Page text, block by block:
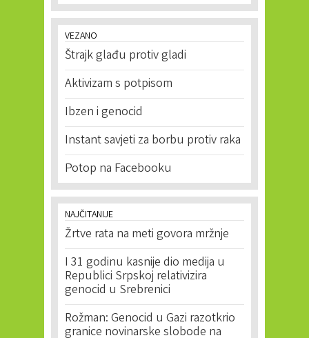
VEZANO
Štrajk glađu protiv gladi
Aktivizam s potpisom
Ibzen i genocid
Instant savjeti za borbu protiv raka
Potop na Facebooku
NAJČITANIJE
Žrtve rata na meti govora mržnje
I 31 godinu kasnije dio medija u
Republici Srpskoj relativizira
genocid u Srebrenici
Rožman: Genocid u Gazi razotkrio
granice novinarske slobode na